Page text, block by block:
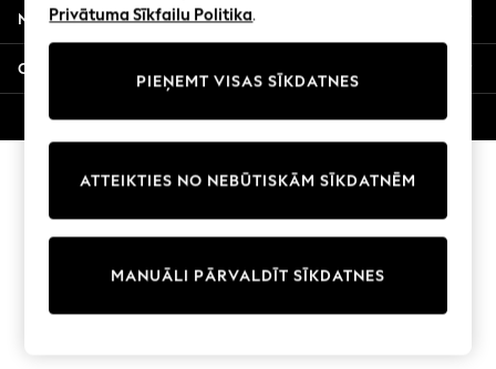
Sweatshirts & Jumpers
Multipacks
All Boys Sport & Swimwear
Swimwear
Tops
Joggers
Nodaļas
Citi pakalpojumi
© 2026 Next Germany GmbH. Visas tiesības aizsargātas.
Privātuma Sīkfailu Politika.
PIEŅEMT VISAS SĪKDATNES
MANUĀLI PĀRVALDĪT SĪKDATNES
ATTEIKTIES NO NEBŪTISKĀM SĪKDATNĒM